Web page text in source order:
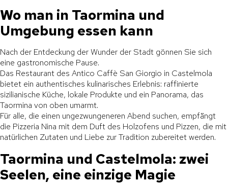
Wo man in Taormina und
Umgebung essen kann
Nach der Entdeckung der Wunder der Stadt gönnen Sie sich
eine gastronomische Pause.
Das Restaurant des Antico Caffè San Giorgio in Castelmola
bietet ein authentisches kulinarisches Erlebnis: raffinierte
sizilianische Küche, lokale Produkte und ein Panorama, das
Taormina von oben umarmt.
Für alle, die einen ungezwungeneren Abend suchen, empfängt
die Pizzeria Nina mit dem Duft des Holzofens und Pizzen, die mit
natürlichen Zutaten und Liebe zur Tradition zubereitet werden.
Taormina und Castelmola: zwei
Seelen, eine einzige Magie